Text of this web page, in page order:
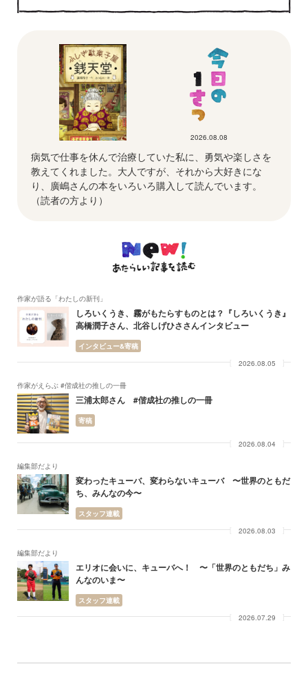
2026.08.08
病気で仕事を休んで治療していた私に、勇気や楽しさを
教えてくれました。大人ですが、それから大好きにな
り、廣嶋さんの本をいろいろ購入して読んでいます。
（読者の方より）
作家が語る「わたしの新刊」
しろいくうき、霧がもたらすものとは？『しろいくうき』
高橋潤子さん、北谷しげひささんインタビュー
インタビュー&寄稿
2026.08.05
作家がえらぶ #偕成社の推しの一冊
三浦太郎さん #偕成社の推しの一冊
寄稿
2026.08.04
編集部だより
変わったキューバ、変わらないキューバ 〜世界のともだ
ち、みんなの今〜
スタッフ連載
2026.08.03
編集部だより
エリオに会いに、キューバへ！ 〜「世界のともだち」み
んなのいま〜
スタッフ連載
2026.07.29